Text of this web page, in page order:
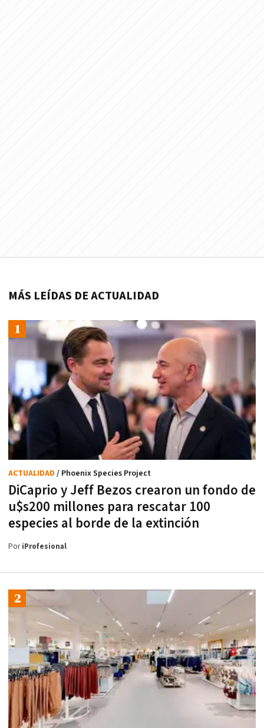
MÁS LEÍDAS DE ACTUALIDAD
DiCaprio y Jeff Bezos crearon un fondo de
u$s200 millones para rescatar 100
especies al borde de la extinción
ACTUALIDAD / Phoenix Species Project
PoriProfesional